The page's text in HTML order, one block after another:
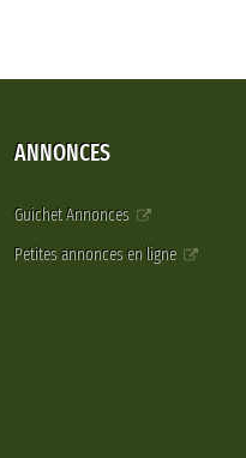
ANNONCES
Guichet Annonces
Petites annonces en ligne